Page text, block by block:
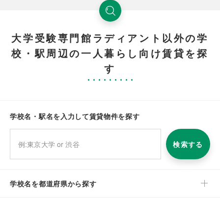
大学受験専門館ラディアント以外の学
校・駅周辺の一人暮らし向け賃貸を探
す
学校名・駅名を入力して賃貸物件を探す
検索する
学校名を都道府県から探す